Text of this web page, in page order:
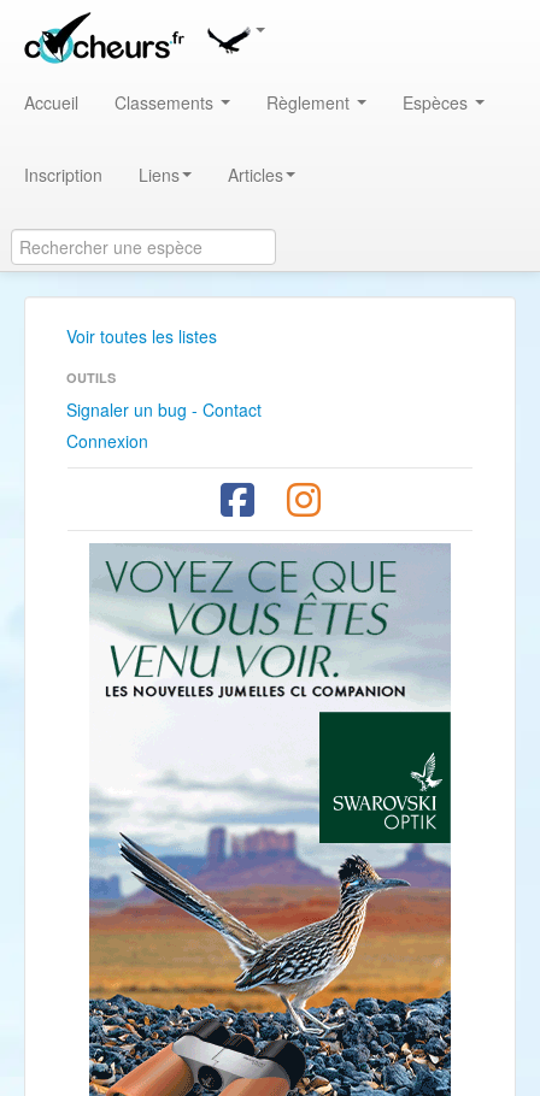
Accueil Classements Règlement Espèces
Inscription Liens Articles
Voir toutes les listes
OUTILS
Signaler un bug - Contact
Connexion